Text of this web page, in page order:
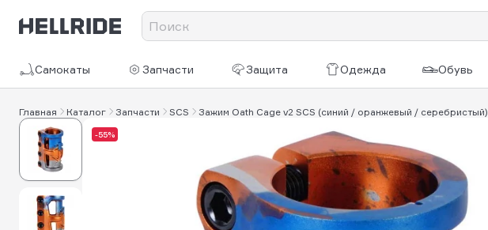
Самокаты Запчасти Защита Одежда Обувь
Главная Каталог Запчасти SCS Зажим Oath Cage v2 SCS (синий / оранжевый / серебристый)
-55%